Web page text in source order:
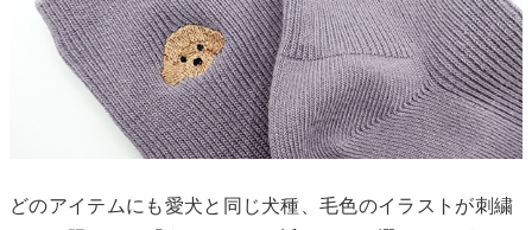
どのアイテムにも愛犬と同じ犬種、毛色のイラストが刺繍